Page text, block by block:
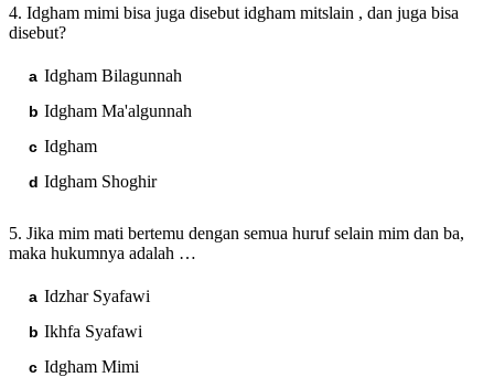
4. Idgham mimi bisa juga disebut idgham mitslain , dan juga bisa
disebut?
Idgham Bilagunnah
Idgham Ma'algunnah
Idgham
Idgham Shoghir
5. Jika mim mati bertemu dengan semua huruf selain mim dan ba,
maka hukumnya adalah …
Idzhar Syafawi
Ikhfa Syafawi
Idgham Mimi